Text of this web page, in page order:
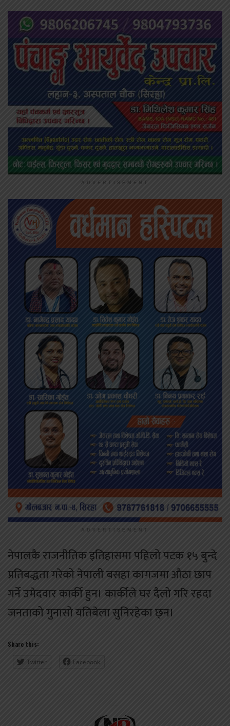
ADVERTISEMENT
ADVERTISEMENT
नेपालकै राजनीतिक इतिहासमा पहिलो पटक १५ बुन्दे
प्रतिबद्धता गरेको नेपाली बसहा कागजमा औठा छाप
गर्ने उमेदवार कार्की हुन। कार्कीले घर दैलो गरि रहदा
जनताको गुनासो यतिबेला सुनिरहेका छ्न।
Share this:
Twitter Facebook